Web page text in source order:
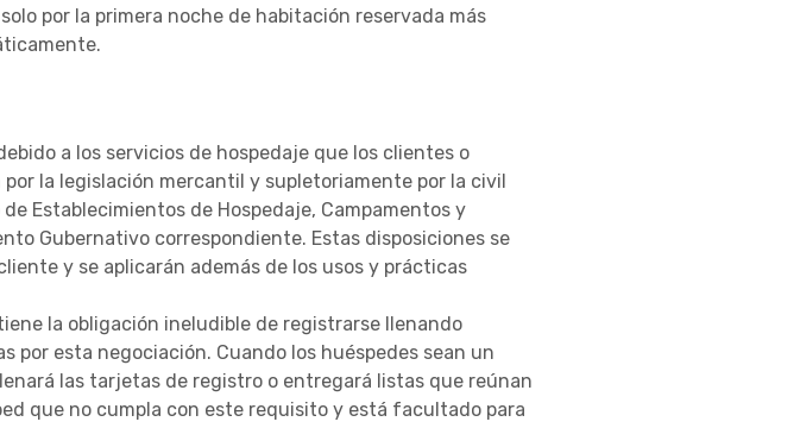
por la primera noche de habitación reservada más
a los servicios de hospedaje que los clientes o
la legislación mercantil y supletoriamente por la civil
Establecimientos de Hospedaje, Campamentos y
Gubernativo correspondiente. Estas disposiciones se
y se aplicarán además de los usos y prácticas
la obligación ineludible de registrarse llenando
esta negociación. Cuando los huéspedes sean un
las tarjetas de registro o entregará listas que reúnan
que no cumpla con este requisito y está facultado para